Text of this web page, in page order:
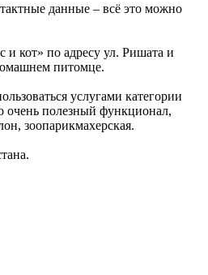
данные – всё это можно
и кот» по адресу ул. Ришата и
питомце.
услугами категории
очень полезный функционал,
зоопарикмахерская.